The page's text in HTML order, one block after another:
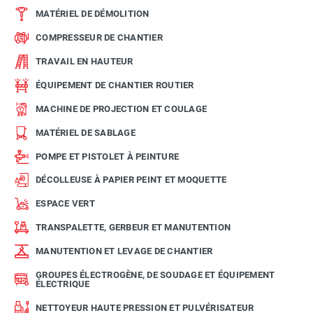
MATÉRIEL DE DÉMOLITION
COMPRESSEUR DE CHANTIER
TRAVAIL EN HAUTEUR
ÉQUIPEMENT DE CHANTIER ROUTIER
MACHINE DE PROJECTION ET COULAGE
MATÉRIEL DE SABLAGE
POMPE ET PISTOLET À PEINTURE
DÉCOLLEUSE À PAPIER PEINT ET MOQUETTE
ESPACE VERT
TRANSPALETTE, GERBEUR ET MANUTENTION
MANUTENTION ET LEVAGE DE CHANTIER
GROUPES ÉLECTROGÈNE, DE SOUDAGE ET ÉQUIPEMENT
ÉLECTRIQUE
NETTOYEUR HAUTE PRESSION ET PULVÉRISATEUR